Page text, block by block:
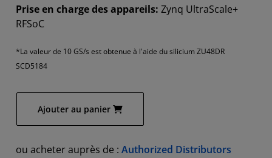
Prise en charge des appareils: Zynq UltraScale+
RFSoC
*La valeur de 10 GS/s est obtenue à l'aide du silicium ZU48DR
SCD5184
Ajouter au panier
ou acheter auprès de : Authorized Distributors